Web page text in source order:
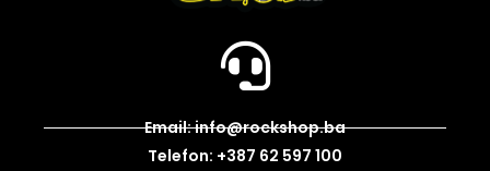
Email: info@rockshop.ba
Telefon: +387 62 597 100